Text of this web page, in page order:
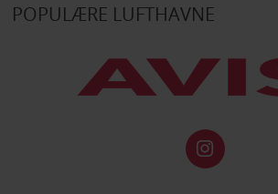
POPULÆRE LUFTHAVNE